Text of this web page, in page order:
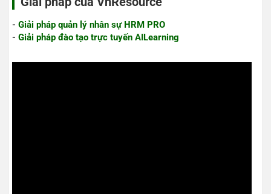
- Giải pháp quản lý nhân sự HRM PRO
- Giải pháp đào tạo trực tuyến AILearning